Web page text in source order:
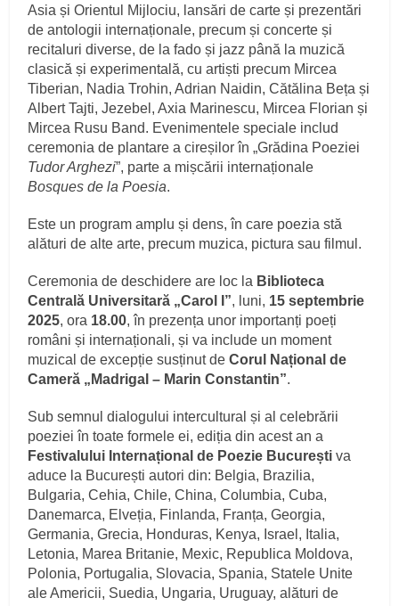
Asia și Orientul Mijlociu, lansări de carte și prezentări
de antologii internaționale, precum și concerte și
recitaluri diverse, de la fado și jazz până la muzică
clasică și experimentală, cu artiști precum Mircea
Tiberian, Nadia Trohin, Adrian Naidin, Cătălina Beța și
Albert Tajti, Jezebel, Axia Marinescu, Mircea Florian și
Mircea Rusu Band. Evenimentele speciale includ
ceremonia de plantare a cireșilor în „Grădina Poeziei
Tudor Arghezi”, parte a mișcării internaționale
Bosques de la Poesia.
Este un program amplu și dens, în care poezia stă
alături de alte arte, precum muzica, pictura sau filmul.
Ceremonia de deschidere are loc la Biblioteca
Centrală Universitară „Carol I”, luni, 15 septembrie
2025, ora 18.00, în prezența unor importanți poeți
români și internaționali, și va include un moment
muzical de excepție susținut deCorul Național de
Cameră „Madrigal – Marin Constantin”.
Sub semnul dialogului intercultural și al celebrării
poeziei în toate formele ei, ediția din acest an a
Festivalului Internațional de Poezie București va
aduce la București autori din: Belgia, Brazilia,
Bulgaria, Cehia, Chile, China, Columbia, Cuba,
Danemarca, Elveția, Finlanda, Franța, Georgia,
Germania, Grecia, Honduras, Kenya, Israel, Italia,
Letonia, Marea Britanie, Mexic, Republica Moldova,
Polonia, Portugalia, Slovacia, Spania, Statele Unite
ale Americii, Suedia, Ungaria, Uruguay, alături de